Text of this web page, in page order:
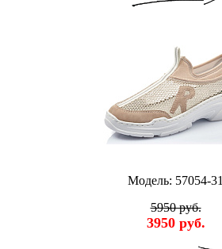
Модель: 57054-31
5950 руб.
3950 руб.